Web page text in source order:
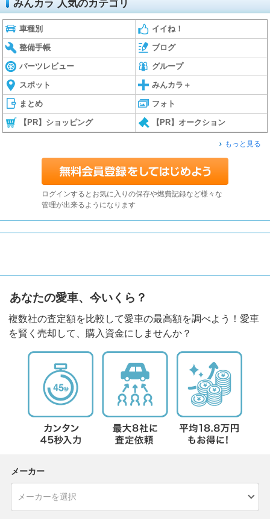
みんカラ 人気のカテゴリ
車種別 イイね！
整備手帳 ブログ
パーツレビュー グループ
スポット みんカラ＋
まとめ フォト
【PR】ショッピング 【PR】オークション
もっと見る
ログインするとお気に入りの保存や燃費記録など様々な
管理が出来るようになります
あなたの愛車、今いくら？
複数社の査定額を比較して愛車の最高額を調べよう！愛車
を賢く売却して、購入資金にしませんか？
メーカー